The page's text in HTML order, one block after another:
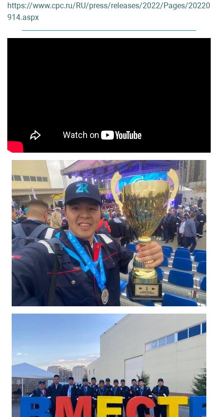
https://www.cpc.ru/RU/press/releases/2022/Pages/20220
914.aspx